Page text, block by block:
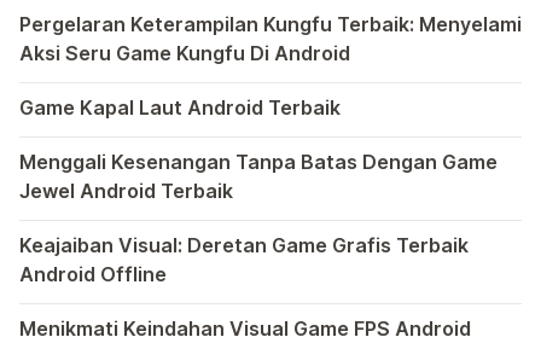
publikasikan […]
Pergelaran Keterampilan Kungfu Terbaik: Menyelami
Aksi Seru Game Kungfu Di Android
Dunia game selalu menawarkan pengalaman yang
Game Kapal Laut Android Terbaik
Di dunia game Android yang kaya dengan berbagai jenis
Menggali Kesenangan Tanpa Batas Dengan Game
Jewel Android Terbaik
Dalam hiruk-pikuk dunia game Android, ada satu genre
Keajaiban Visual: Deretan Game Grafis Terbaik
Android Offline
Ponsel pintar telah mengubah cara kita bermain game,
Menikmati Keindahan Visual Game FPS Android